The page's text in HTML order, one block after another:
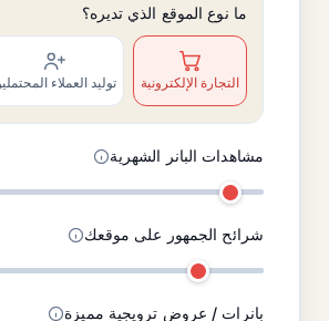
ما نوع الموقع الذي تديره؟
التجارة الإلكترونية توليد العملاء
مشاهدات البانر الشهرية
شرائح الجمهور على موقعك
بانرات / عروض ترويجية مميزة